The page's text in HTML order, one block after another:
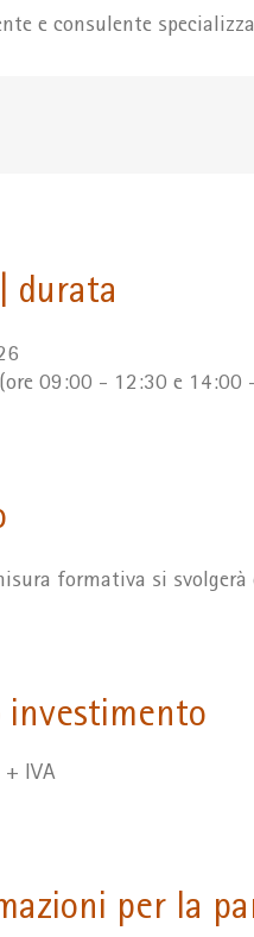
e consulente
durata
09:00 - 12:30 e 14:00
formativa si svolgerà
investimento
+ IVA
per la